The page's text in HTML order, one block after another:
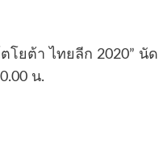
โยต้า ไทยลีก 2020” นัด
น.